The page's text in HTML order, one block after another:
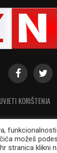
UVJETI KORIŠTENJA
Sva prava
možeš
stranica klikni